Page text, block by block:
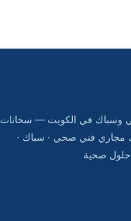
وسباك في الكويت — سخانات
مجاري فني صحي · سباك ·
حلول صحية